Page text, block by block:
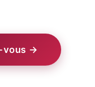
vous →